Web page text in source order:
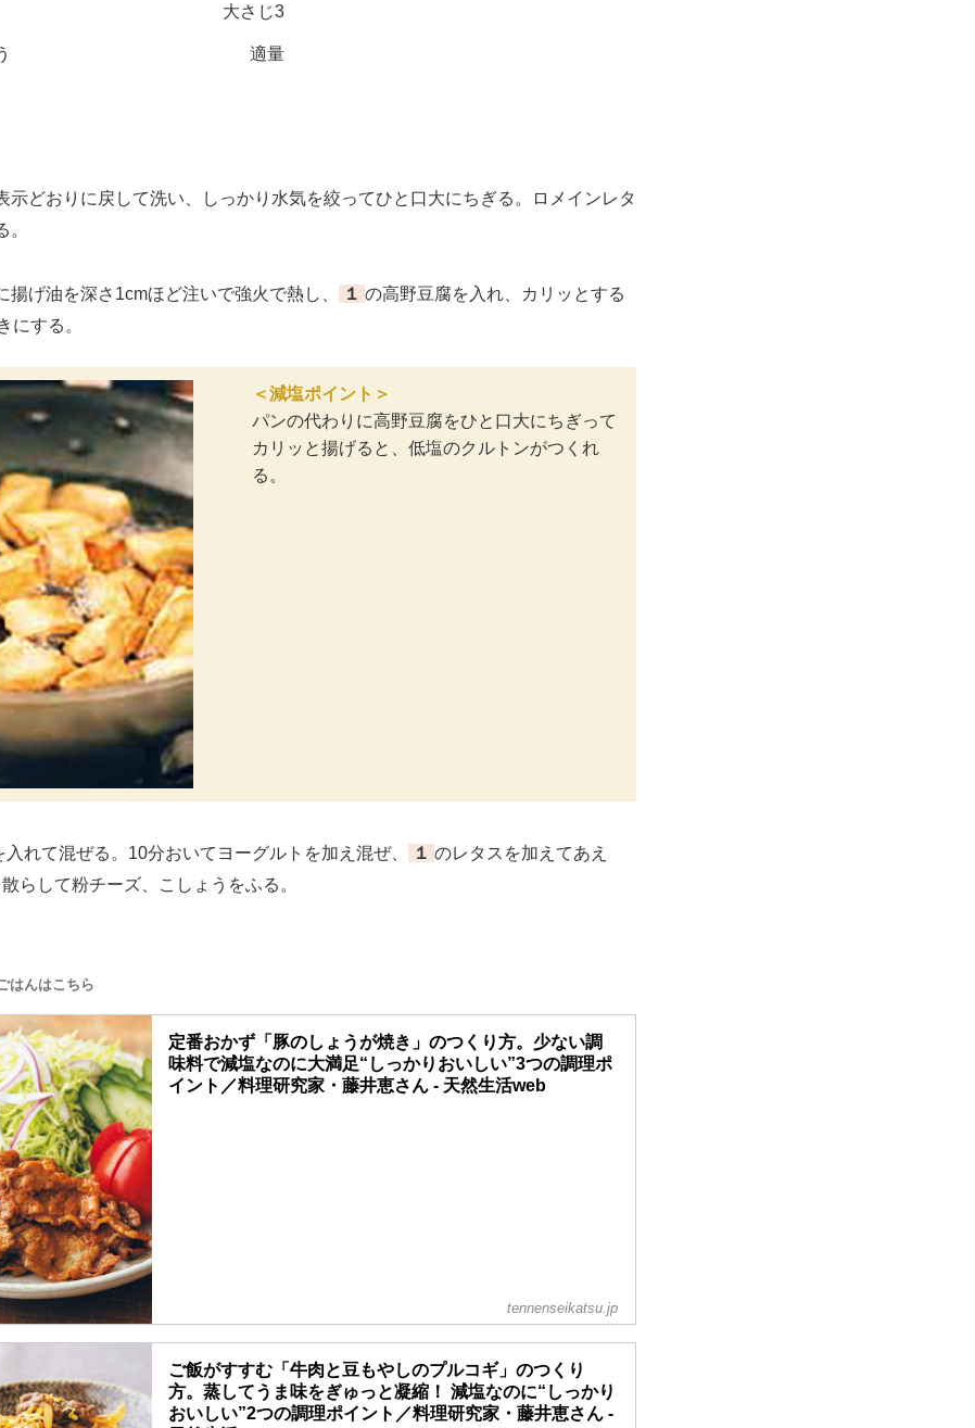
大さじ3
適量
どおりに戻して洗い、しっかり水気を絞ってひと口大にちぎる。ロメインレタ
げ油を深さ1cmほど注いで強火で熱し、 １ の高野豆腐を入れ、カリッとする
にする。
＜減塩ポイント＞
パンの代わりに高野豆腐をひと口大にちぎって
カリッと揚げると、低塩のクルトンがつくれ
る。
入れて混ぜる。10分おいてヨーグルトを加え混ぜ、 １ のレタスを加えてあえ
散らして粉チーズ、こしょうをふる。
はんはこちら
定番おかず「豚のしょうが焼き」のつくり方。少ない調
味料で減塩なのに大満足“しっかりおいしい”3つの調理ポ
イント／料理研究家・藤井恵さん - 天然生活web
tennenseikatsu.jp
ご飯がすすむ「牛肉と豆もやしのプルコギ」のつくり
方。蒸してうま味をぎゅっと凝縮！ 減塩なのに“しっかり
おいしい”2つの調理ポイント／料理研究家・藤井恵さん -